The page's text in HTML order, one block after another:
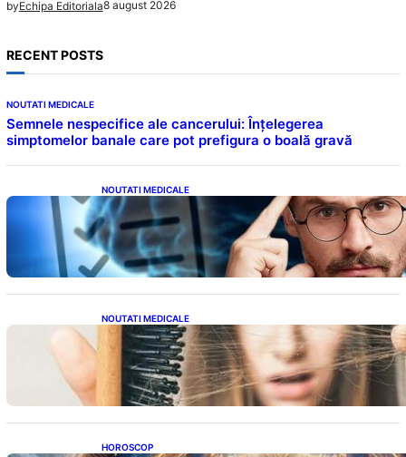
byEchipa Editoriala8 august 2026
RECENT POSTS
NOUTATI MEDICALE
Semnele nespecifice ale cancerului: Înțelegerea
simptomelor banale care pot prefigura o boală gravă
NOUTATI MEDICALE
Inteligența dincolo de note: Semnele unui IQ
ridicat care nu țin de școală
NOUTATI MEDICALE
Semnele unei deficiențe de proteine:
Impactul asupra sănătății tale
HOROSCOP